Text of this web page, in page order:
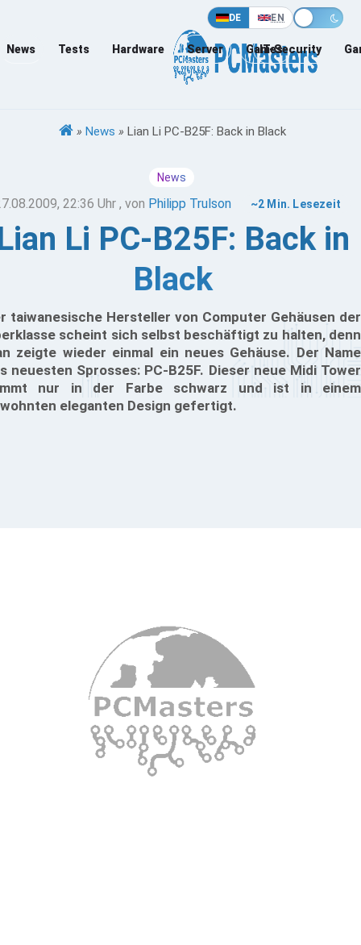
DE EN
News Tests Hardware Server Games
IT-Security
» News » Lian Li PC-B25F: Back in Black
News
22:36 Uhr , von Philipp Trulson ~2 Min. Lesezeit
Li PC-B25F: Back in
Black
taiwanesische Hersteller von Computer Gehäusen der
scheint sich selbst beschäftigt zu halten, denn
zeigte wieder einmal ein neues Gehäuse. Der Name
neuesten Sprosses: PC-B25F. Dieser neue Midi Tower
nur in der Farbe schwarz und ist in einem
eleganten Design gefertigt.